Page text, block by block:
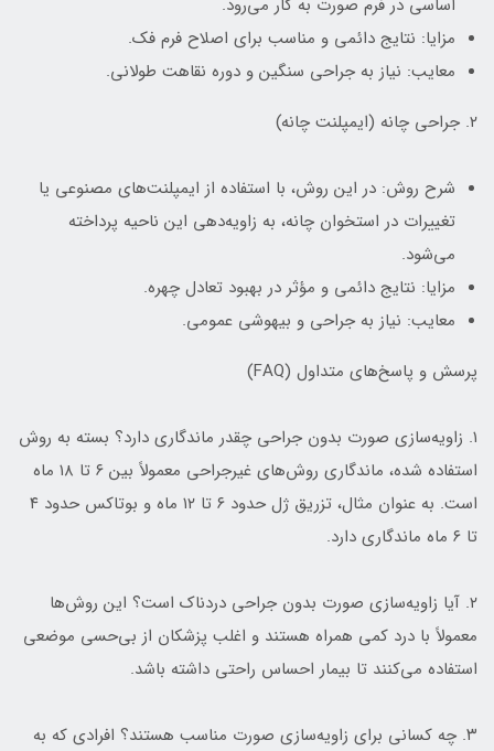
اساسی در فرم صورت به کار می‌رود.
مزایا: نتایج دائمی و مناسب برای اصلاح فرم فک.
معایب: نیاز به جراحی سنگین و دوره نقاهت طولانی.
۲. جراحی چانه (ایمپلنت چانه)
شرح روش: در این روش، با استفاده از ایمپلنت‌های مصنوعی یا
تغییرات در استخوان چانه، به زاویه‌دهی این ناحیه پرداخته
می‌شود.
مزایا: نتایج دائمی و مؤثر در بهبود تعادل چهره.
معایب: نیاز به جراحی و بیهوشی عمومی.
پرسش و پاسخ‌های متداول (FAQ)
۱. زاویه‌سازی صورت بدون جراحی چقدر ماندگاری دارد؟ بسته به روش
استفاده شده، ماندگاری روش‌های غیرجراحی معمولاً بین ۶ تا ۱۸ ماه
است. به عنوان مثال، تزریق ژل حدود ۶ تا ۱۲ ماه و بوتاکس حدود ۴
تا ۶ ماه ماندگاری دارد.
۲. آیا زاویه‌سازی صورت بدون جراحی دردناک است؟ این روش‌ها
معمولاً با درد کمی همراه هستند و اغلب پزشکان از بی‌حسی موضعی
استفاده می‌کنند تا بیمار احساس راحتی داشته باشد.
۳. چه کسانی برای زاویه‌سازی صورت مناسب هستند؟ افرادی که به